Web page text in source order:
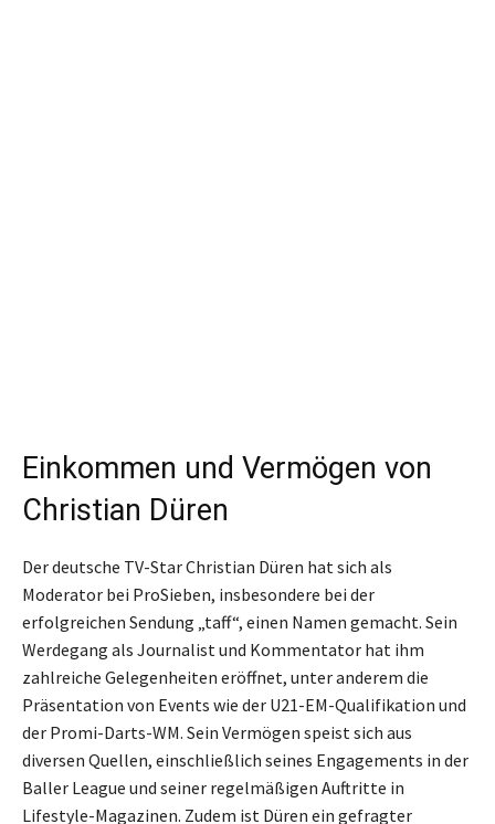
Einkommen und Vermögen von
Christian Düren
Der deutsche TV-Star Christian Düren hat sich als
Moderator bei ProSieben, insbesondere bei der
erfolgreichen Sendung „taff“, einen Namen gemacht. Sein
Werdegang als Journalist und Kommentator hat ihm
zahlreiche Gelegenheiten eröffnet, unter anderem die
Präsentation von Events wie der U21-EM-Qualifikation und
der Promi-Darts-WM. Sein Vermögen speist sich aus
diversen Quellen, einschließlich seines Engagements in der
Baller League und seiner regelmäßigen Auftritte in
Lifestyle-Magazinen. Zudem ist Düren ein gefragter